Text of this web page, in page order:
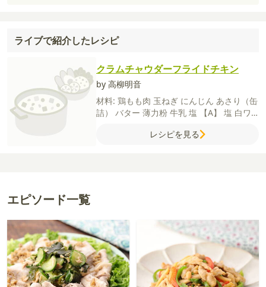
ライブで紹介したレシピ
クラムチャウダーフライドチキン
by 高柳明音
材料: 鶏もも肉 玉ねぎ にんじん あさり（缶
詰） バター 薄力粉 牛乳 塩 【A】 塩 白ワ
片栗粉
レシピを見る
エピソード一覧